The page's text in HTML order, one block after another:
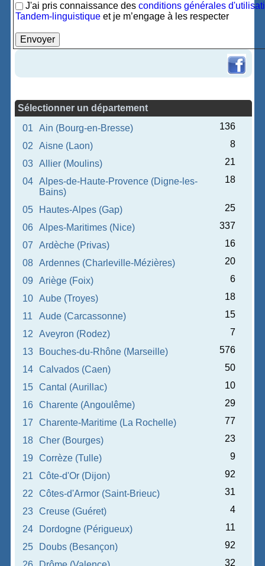
J'ai pris connaissance desconditions générales
Tandem-linguistique et je m’engage à les respecter
Sélectionner un département
01
Ain (Bourg-en-Bresse)
136
02
Aisne (Laon)
8
03
Allier (Moulins)
21
04
Alpes-de-Haute-Provence (Digne-les-
Bains)
18
05 Hautes-Alpes (Gap)
25
06
Alpes-Maritimes (Nice)
337
07
Ardèche (Privas)
16
08
Ardennes (Charleville-Mézières)
20
09
Ariège (Foix)
6
10
Aube (Troyes)
18
11
Aude (Carcassonne)
15
12
Aveyron (Rodez)
7
13
Bouches-du-Rhône (Marseille)
576
14
Calvados (Caen)
50
15
Cantal (Aurillac)
10
16
Charente (Angoulême)
29
17
Charente-Maritime (La Rochelle)
77
18
Cher (Bourges)
23
19
Corrèze (Tulle)
9
21
Côte-d'Or (Dijon)
92
22
Côtes-d'Armor (Saint-Brieuc)
31
23
Creuse (Guéret)
4
24
Dordogne (Périgueux)
11
25
Doubs (Besançon)
92
32